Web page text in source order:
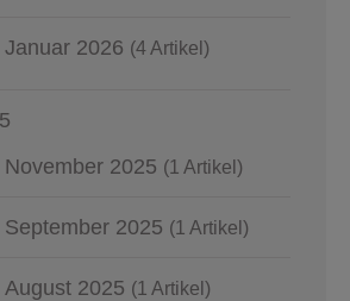
Januar 2026 (4 Artikel)
November 2025 (1 Artikel)
September 2025 (1 Artikel)
August 2025 (1 Artikel)